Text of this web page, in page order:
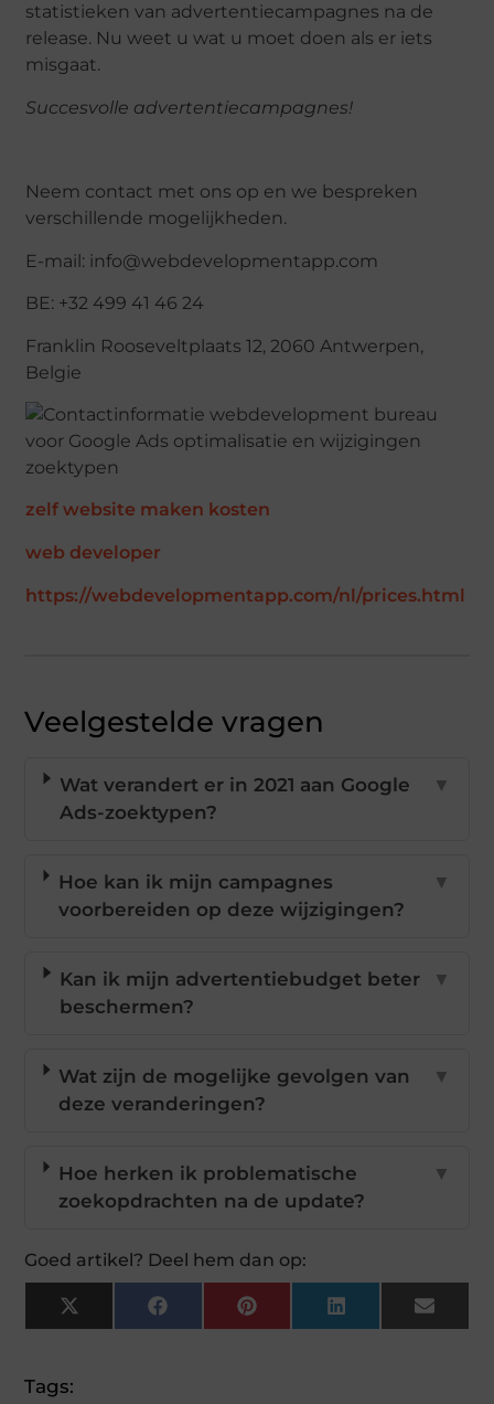
statistieken van advertentiecampagnes na de
release. Nu weet u wat u moet doen als er iets
misgaat.
Succesvolle advertentiecampagnes!
Neem contact met ons op en we bespreken
verschillende mogelijkheden.
E-mail: info@webdevelopmentapp.com
BE: +32 499 41 46 24
Franklin Rooseveltplaats 12, 2060 Antwerpen,
Belgie
zelf website maken kosten
web developer
https://webdevelopmentapp.com/nl/prices.html
Veelgestelde vragen
Wat verandert er in 2021 aan Google
Ads-zoektypen?
▼
Hoe kan ik mijn campagnes
voorbereiden op deze wijzigingen?
▼
Kan ik mijn advertentiebudget beter
beschermen?
▼
Wat zijn de mogelijke gevolgen van
deze veranderingen?
▼
Hoe herken ik problematische
zoekopdrachten na de update?
▼
Goed artikel? Deel hem dan op:
X
(Twitter)
FacebookPinterestLinkedInEmail
Tags: